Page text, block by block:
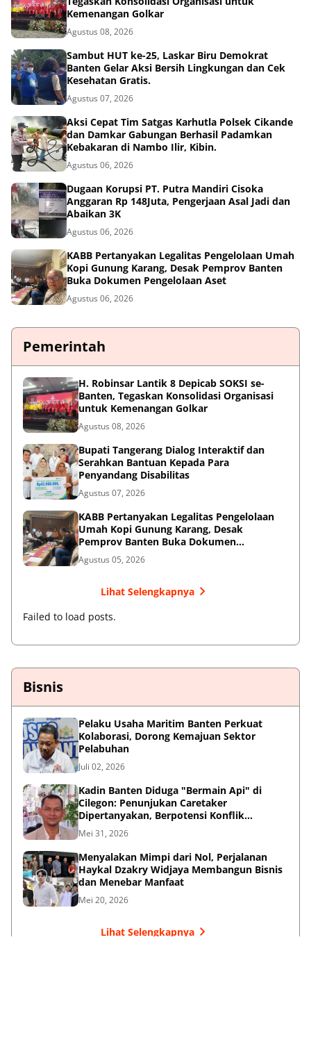
Kemenangan Golkar
Agustus 08, 2026
Sambut HUT ke-25, Laskar Biru Demokrat
Banten Gelar Aksi Bersih Lingkungan dan Cek
Kesehatan Gratis.
Agustus 07, 2026
Aksi Cepat Tim Satgas Karhutla Polsek Cikande
dan Damkar Gabungan Berhasil Padamkan
Kebakaran di Nambo Ilir, Kibin.
Agustus 06, 2026
Dugaan Korupsi PT. Putra Mandiri Cisoka
Anggaran Rp 148Juta, Pengerjaan Asal Jadi dan
Abaikan 3K
Agustus 06, 2026
KABB Pertanyakan Legalitas Pengelolaan Umah
Kopi Gunung Karang, Desak Pemprov Banten
Buka Dokumen Pengelolaan Aset
Agustus 06, 2026
Pemerintah
H. Robinsar Lantik 8 Depicab SOKSI se-
Banten, Tegaskan Konsolidasi Organisasi
untuk Kemenangan Golkar
Agustus 08, 2026
Bupati Tangerang Dialog Interaktif dan
Serahkan Bantuan Kepada Para
Penyandang Disabilitas
Agustus 07, 2026
KABB Pertanyakan Legalitas Pengelolaan
Umah Kopi Gunung Karang, Desak
Pemprov Banten Buka Dokumen
Pengelolaan Aset
Agustus 05, 2026
Lihat Selengkapnya
Failed to load posts.
Bisnis
Pelaku Usaha Maritim Banten Perkuat
Kolaborasi, Dorong Kemajuan Sektor
Pelabuhan
Juli 02, 2026
Kadin Banten Diduga "Bermain Api" di
Cilegon: Penunjukan Caretaker
Dipertanyakan, Berpotensi Konflik
Kepentingan
Mei 31, 2026
Menyalakan Mimpi dari Nol, Perjalanan
Haykal Dzakry Widjaya Membangun Bisnis
dan Menebar Manfaat
Mei 20, 2026
Lihat Selengkapnya